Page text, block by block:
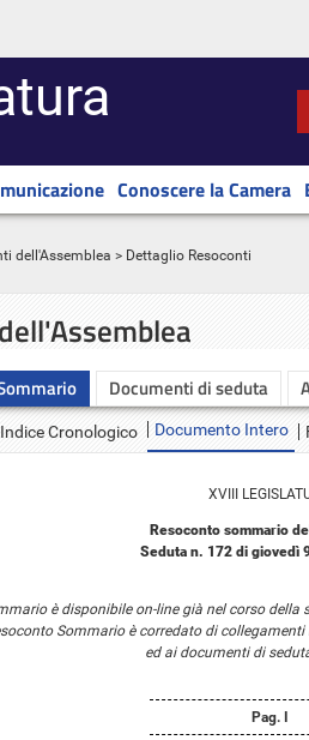
Conoscere la Camera
dell'Assemblea > Dettaglio Resoconti
Documenti di seduta
Indice Cronologico Documento Intero
XVIII
Resoconto sommario
Seduta n. 172 di giovedì
è disponibile on-line già nel corso della
Sommario è corredato di
ed ai documenti di
Pag. I